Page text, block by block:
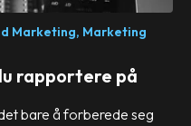
Marketing, Marketing
rapportere på
bare å forberede seg